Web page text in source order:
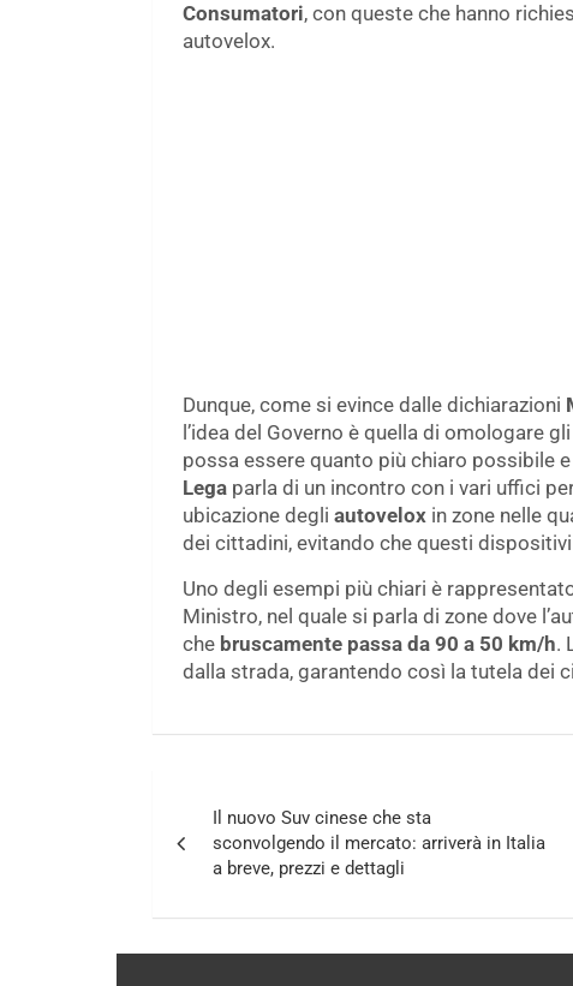
Consumatori, con queste che hanno
autovelox.
Dunque, come si evince dalle dichiarazioni
l’idea del Governo è quella di omologare
possa essere quanto più chiaro possibile
Lega parla di un incontro con i vari uffici
ubicazione degli autovelox in zone nelle
dei cittadini, evitando che questi
Uno degli esempi più chiari è
Ministro, nel quale si parla di zone dove
che bruscamente passa da 90 a 50 km/h.
dalla strada, garantendo così la tutela dei
articoli
Il nuovo Suv cinese che sta
sconvolgendo il mercato: arriverà in Italia
a breve, prezzi e dettagli